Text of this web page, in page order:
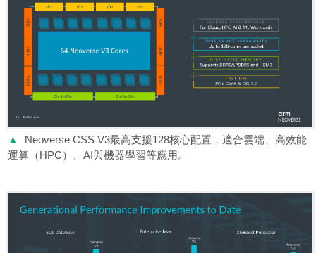
▲
Neoverse CSS V3最高支援128核心配置，適合雲端、高效能
運算（HPC）、AI與機器學習等應用。